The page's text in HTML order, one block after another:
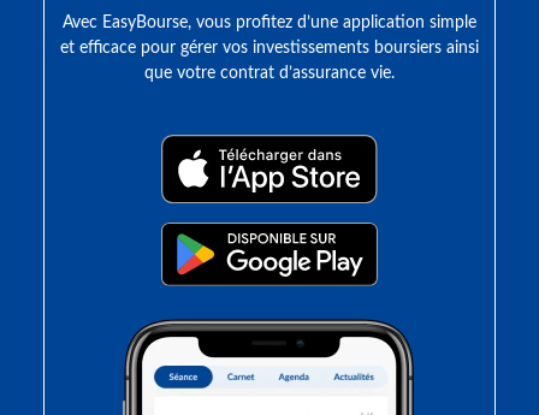
Avec EasyBourse, vous profitez d’une application simple
et efficace pour gérer vos investissements boursiers ainsi
que votre contrat d’assurance vie.